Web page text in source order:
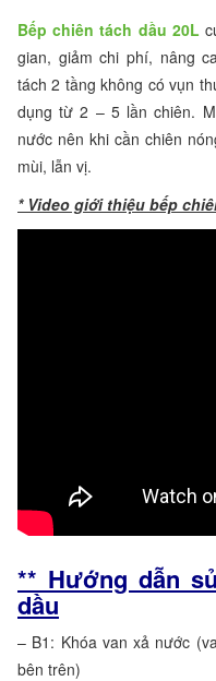
Bếp chiên tách dầu 20L
gian, giảm chi phí, nâng
tách 2 tầng không có vụn
dụng từ 2 – 5 lần chiên.
nước nên khi cần chiên
mùi, lẫn vị.
* Video giới thiệu bếp
** Hướng dẫn
dầu
– B1: Khóa van xả nước
bên trên)